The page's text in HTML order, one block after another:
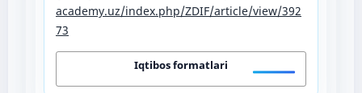
academy.uz/index.php/ZDIF/article/view/392
73
Iqtibos formatlari